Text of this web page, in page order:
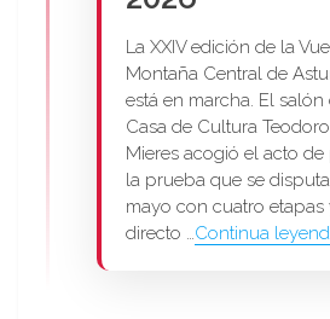
La XXIV edición de la
Montaña Central de
está en marcha. El
Casa de Cultura
Mieres acogió el acto
la prueba que se
mayo con cuatro etapas
directo … Continua